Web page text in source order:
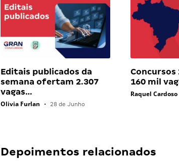
Editais publicados da
semana ofertam 2.307
vagas…
Olivia Furlan • 28 de Junho
Concursos
160 mil
Raquel Cardoso
Depoimentos relacionados